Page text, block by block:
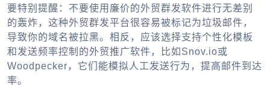
要特别提醒：不要使用廉价的外贸群发软件进行无差别
的轰炸，这种外贸群发平台很容易被标记为垃圾邮件，
导致你的域名被拉黑。相反，应该选择支持个性化模板
和发送频率控制的外贸推广软件 ，比如Snov.io或
Woodpecker，它们能模拟人工发送行为，提高邮件到达
率。